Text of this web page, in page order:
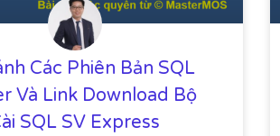
Các Phiên Bản SQL
Và Link Download Bộ
SQL SV Express